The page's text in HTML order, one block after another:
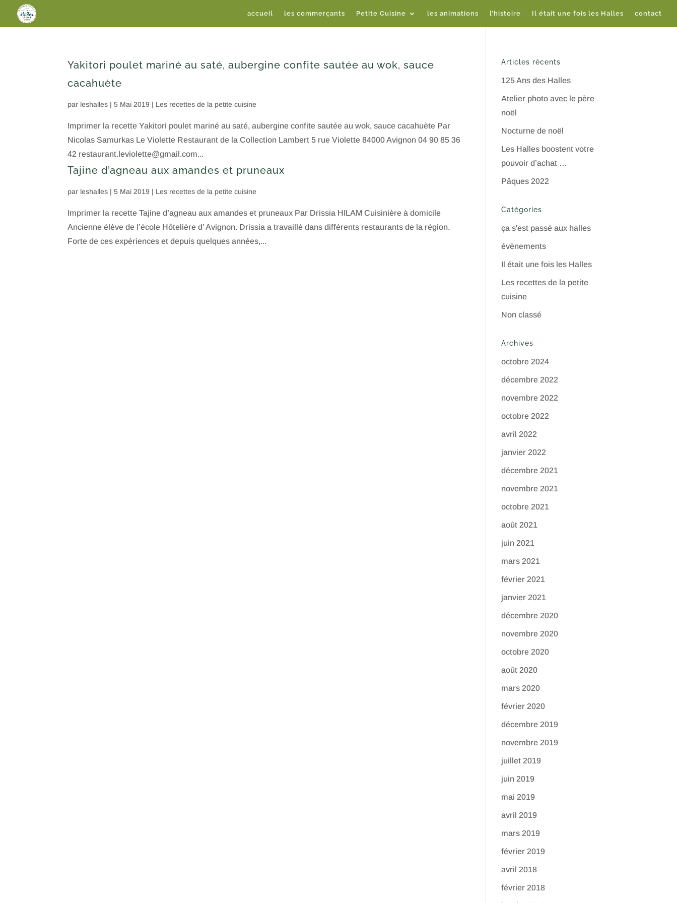
accueil les commerçants Petite Cuisine les animations l’histoire Il était une fois les Halles contact
Yakitori poulet mariné au saté, aubergine confite sautée au wok, sauce
cacahuète
par leshalles |5 Mai 2019 | Les recettes de la petite cuisine
Imprimer la recette Yakitori poulet mariné au saté, aubergine confite sautée au wok, sauce cacahuète Par
Nicolas Samurkas Le Violette Restaurant de la Collection Lambert 5 rue Violette 84000 Avignon 04 90 85 36
42 restaurant.leviolette@gmail.com...
Tajine d’agneau aux amandes et pruneaux
par leshalles |5 Mai 2019 | Les recettes de la petite cuisine
Imprimer la recette Tajine d’agneau aux amandes et pruneaux Par Drissia HILAM Cuisinière à domicile
Ancienne élève de l’école Hôtelière d’ Avignon. Drissia a travaillé dans différents restaurants de la région.
Forte de ces expériences et depuis quelques années,...
Articles récents
125 Ans des Halles
Atelier photo avec le père
noël
Nocturne de noël
Les Halles boostent votre
pouvoir d’achat …
Pâques 2022
Catégories
ça s'est passé aux halles
évènements
Il était une fois les Halles
Les recettes de la petite
cuisine
Non classé
Archives
octobre 2024
décembre 2022
novembre 2022
octobre 2022
avril 2022
janvier 2022
décembre 2021
novembre 2021
octobre 2021
août 2021
juin 2021
mars 2021
février 2021
janvier 2021
décembre 2020
novembre 2020
octobre 2020
août 2020
mars 2020
février 2020
décembre 2019
novembre 2019
juillet 2019
juin 2019
mai 2019
avril 2019
mars 2019
février 2019
avril 2018
février 2018